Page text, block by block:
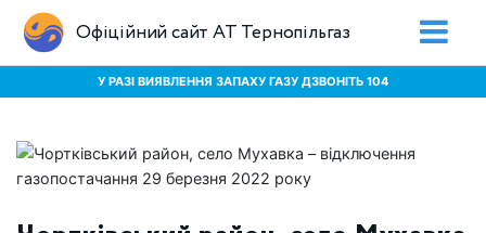
Офіційний сайт АТ Тернопільгаз
У РАЗІ ВИЯВЛЕННЯ ЗАПАХУ ГАЗУ ДЗВОНІТЬ 104